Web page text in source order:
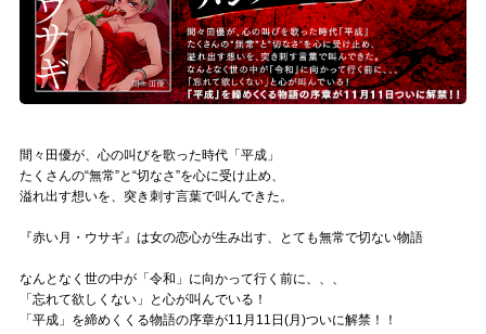
間々田優が、心の叫びを歌った時代「平成」
たくさんの“無常”と“切なさ”を心に受け止め、
溢れ出す想いを、突き刺す言葉で叫んできた。
『赤い月・ウサギ』は女の恋心が生み出す、とても無常で切ない物語
なんとなく世の中が「令和」に向かって行く前に、、、
「忘れて欲しくない」と心が叫んでいる！
「平成」を締めくくる物語の序章が11月11日(月)ついに解禁！！